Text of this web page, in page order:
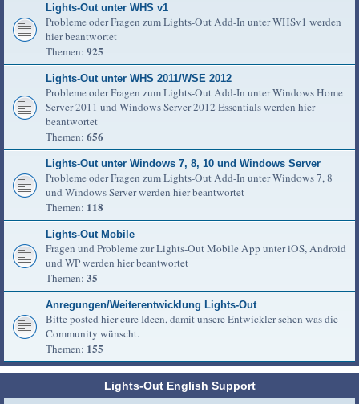
Lights-Out unter WHS v1
Probleme oder Fragen zum Lights-Out Add-In unter WHSv1 werden
hier beantwortet
Themen: 925
Lights-Out unter WHS 2011/WSE 2012
Probleme oder Fragen zum Lights-Out Add-In unter Windows Home
Server 2011 und Windows Server 2012 Essentials werden hier
beantwortet
Themen: 656
Lights-Out unter Windows 7, 8, 10 und Windows Server
Probleme oder Fragen zum Lights-Out Add-In unter Windows 7, 8
und Windows Server werden hier beantwortet
Themen: 118
Lights-Out Mobile
Fragen und Probleme zur Lights-Out Mobile App unter iOS, Android
und WP werden hier beantwortet
Themen: 35
Anregungen/Weiterentwicklung Lights-Out
Bitte posted hier eure Ideen, damit unsere Entwickler sehen was die
Community wünscht.
Themen: 155
Lights-Out English Support